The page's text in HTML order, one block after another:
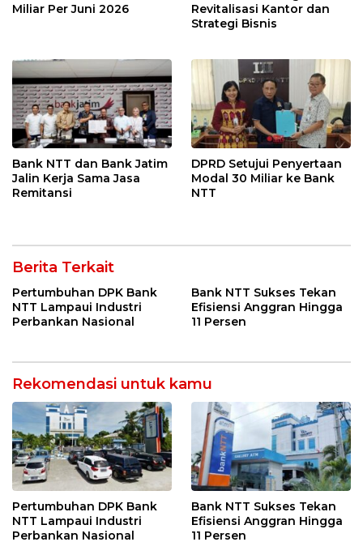
Miliar Per Juni 2026
Revitalisasi Kantor dan
Strategi Bisnis
Bank NTT dan Bank Jatim
Jalin Kerja Sama Jasa
Remitansi
DPRD Setujui Penyertaan
Modal 30 Miliar ke Bank
NTT
Berita Terkait
Pertumbuhan DPK Bank
NTT Lampaui Industri
Perbankan Nasional
Bank NTT Sukses Tekan
Efisiensi Anggran Hingga
11 Persen
Rekomendasi untuk kamu
Pertumbuhan DPK Bank
NTT Lampaui Industri
Perbankan Nasional
Bank NTT Sukses Tekan
Efisiensi Anggran Hingga
11 Persen